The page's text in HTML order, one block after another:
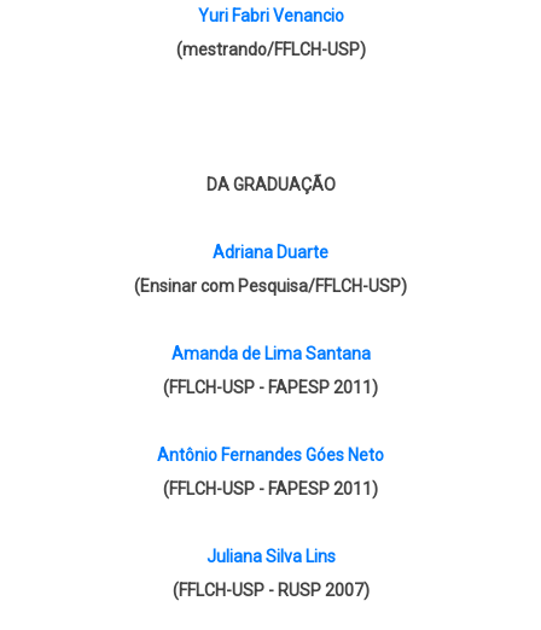
Yuri Fabri Venancio
(mestrando/FFLCH-USP)
DA GRADUAÇÃO
Adriana Duarte
(Ensinar com Pesquisa/FFLCH-USP)
Amanda de Lima Santana
(FFLCH-USP - FAPESP 2011)
Antônio Fernandes Góes Neto
(FFLCH-USP - FAPESP 2011)
Juliana Silva Lins
(FFLCH-USP - RUSP 2007)